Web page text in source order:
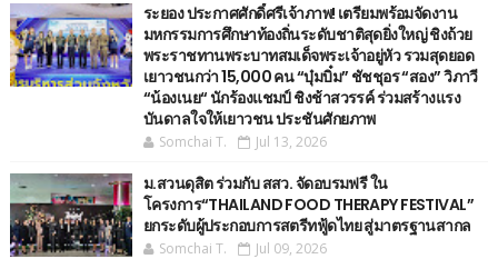
ระยอง ประกาศศักดิ์ศรีเจ้าภาพ! เตรียมพร้อมจัดงาน
มหกรรมการศึกษาท้องถิ่นระดับชาติสุดยิ่งใหญ่ ชิงถ้วย
พระราชทานพระบาทสมเด็จพระเจ้าอยู่หัว รวมสุดยอด
เยาวชนกว่า 15,000 คน “บุ๋มบิ๋ม” ชัชชุอร “สอง” วิภาวี
“น้องเนย“ นักร้องแชมป์ ชิงช้าสวรรค์ ร่วมสร้างแรง
บันดาลใจให้เยาวชน ประชันศักยภาพ
Somchai T. Jul 13, 2026
ม.สวนดุสิต ร่วมกับ สสว. จัดอบรมฟรี ใน
โครงการ“THAILAND FOOD THERAPY FESTIVAL”
ยกระดับผู้ประกอบการสตรีทฟู้ดไทย สู่มาตรฐานสากล
Somchai T. Jul 09, 2026